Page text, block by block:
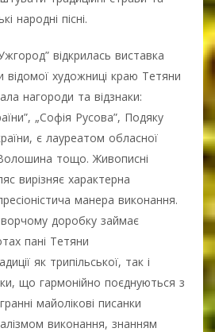
народні пісні.
відкрилась виставка
відомої художниці краю Тетяни
нагороди та відзнаки:
„Софія Русова”, Подяку
є лауреатом обласної
тощо. Живописні
вирізняє характерна
манера виконання.
доробку займає
пані Тетяни
як трипільської, так і
що гармонійно поєднуються з
майолікові писанки
виконання, знанням